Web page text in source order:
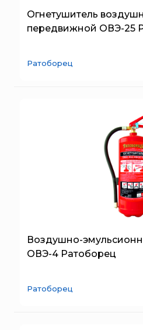
Огнетушитель
передвижной ОВЭ-25
Ратоборец
Воздушно-
ОВЭ-4 Ратоборец
Ратоборец